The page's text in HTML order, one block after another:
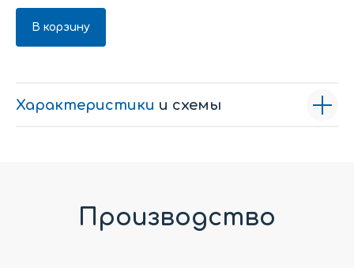
В корзину
Характеристики и схемы
Производство